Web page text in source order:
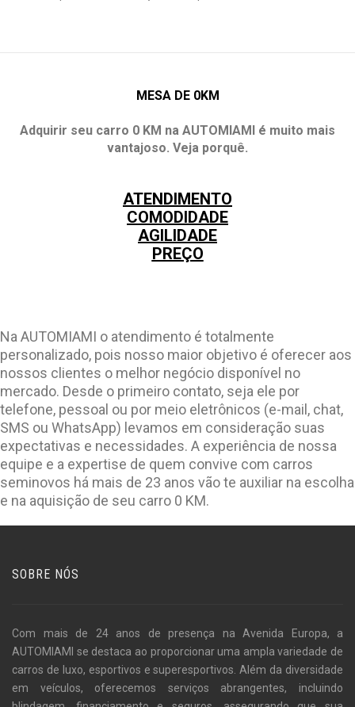
MESA DE 0KM
Adquirir seu carro 0 KM na AUTOMIAMI é muito mais
vantajoso. Veja porquê.
ATENDIMENTO
COMODIDADE
AGILIDADE
PREÇO
Na AUTOMIAMI o atendimento é totalmente
personalizado, pois nosso maior objetivo é oferecer aos
nossos clientes o melhor negócio disponível no
mercado. Desde o primeiro contato, seja ele por
telefone, pessoal ou por meio eletrônicos (e-mail, chat,
SMS ou WhatsApp) levamos em consideração suas
expectativas e necessidades. A experiência de nossa
equipe e a expertise de quem convive com carros
seminovos há mais de 23 anos vão te auxiliar na escolha
e na aquisição de seu carro 0 KM.
SOBRE NÓS
Com mais de 24 anos de presença na Avenida Europa, a
AUTOMIAMI se destaca ao proporcionar uma ampla variedade de
carros de luxo, esportivos e superesportivos. Além da diversidade
em veículos, oferecemos serviços abrangentes, incluindo